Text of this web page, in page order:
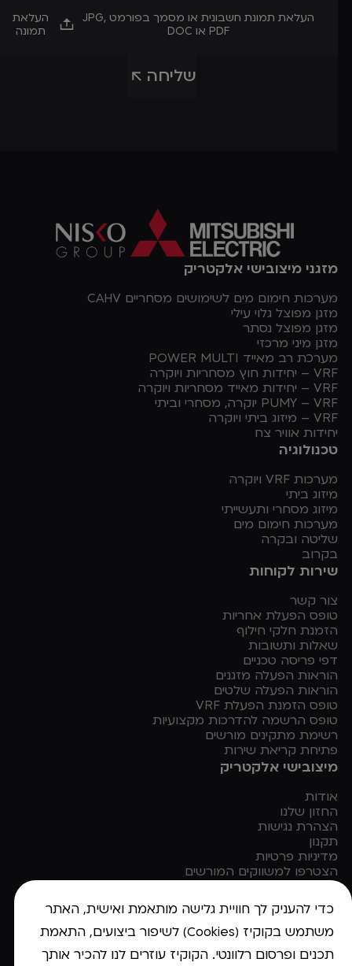
העלאת תמונת חשבונית או מסמך בפורמט JPG,
PDF או DOC
העלאת
תמונה
שליחה
מזגני מיצובישי אלקטריק
מערכות חימום מים לשימושים מסחריים CAHV
מזגן מפוצל גלוי עילי
מזגן מפוצל נסתר
מזגן מיני מרכזי
מערכת רב מאייד POWER MULTI
VRF – יחידות חוץ מסחריות ויוקרה
VRF – יחידות מאייד מסחריות ויוקרה
PUMY – VRF יוקרה, מסחרי וביתי
VRF – מיזוג ביתי ויוקרה
יחידות אוויר צח
טכנולוגיה
מערכות VRF ויוקרה
מיזוג ביתי
מיזוג מסחרי ותעשייתי
מערכות חימום מים
שליטה ובקרה
בקרוב
שירות לקוחות
צור קשר
טופס הפעלת אחריות
הזמנת חלקי חילוף
שאלות ותשובות
דפי פריסה טכניים
הוראות הפעלה מזגנים
הוראות הפעלה שלטים
טופס הזמנת הפעלת VRF
טופס הרשמה להדרכות מקצועיות
רשימת מתקינים מורשים
פתיחת קריאת שירות
מיצובישי אלקטריק
אודות
החזון שלנו
הצהרת נגישות
תקנון
מדיניות פרטיות
הצטרפו למשווקים המורשים
מבצע 2026 למשווקים מורשים
כדי להעניק לך חוויית גלישה מותאמת ואישית, האתר
משתמש בקוקיז (Cookies) לשיפור ביצועים, התאמת
תכנים ופרסום רלוונטי. הקוקיז עוזרים לנו להכיר אותך